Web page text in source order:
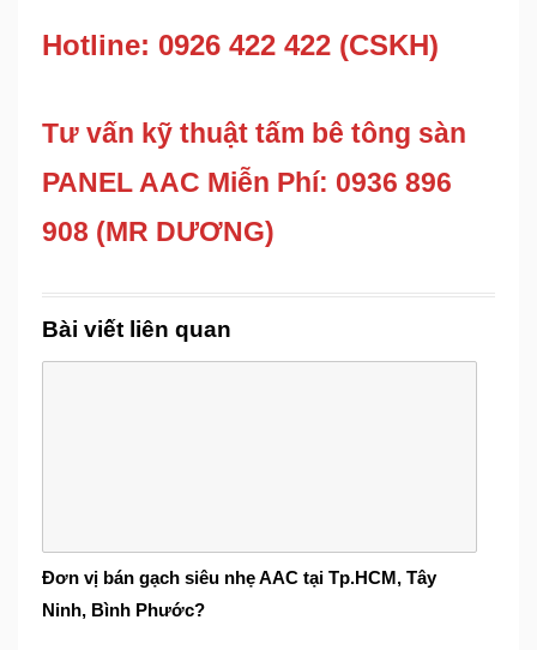
Hotline: 0926 422 422 (CSKH)
Tư vấn kỹ thuật tấm bê tông sàn
PANEL AAC Miễn Phí: 0936 896
908 (MR DƯƠNG)
Bài viết liên quan
Đơn vị bán gạch siêu nhẹ AAC tại Tp.HCM, Tây
Ninh, Bình Phước?